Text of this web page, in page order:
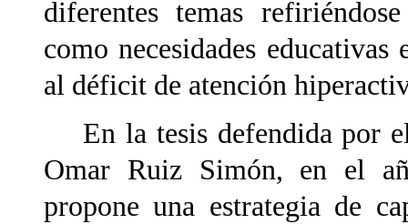
diferentes temas
como necesidades
al déficit de atención
En la tesis defendida por
Omar Ruiz Simón, en el
propone una estrategia de